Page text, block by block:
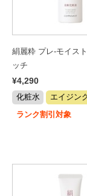
絹麗粋 プレ-モイス
ッチ
¥4,290
化粧水
エイジン
ランク割引対象